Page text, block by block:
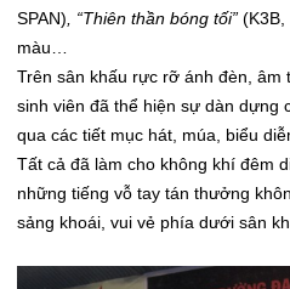
SPAN) , “Thiên thần bóng tối” (K3B,
màu…
Trên sân khấu rực rỡ ánh đèn, âm
sinh viên đã thể hiện sự dàn dựng
qua các tiết mục hát, múa, biểu
Tất cả đã làm cho không khí đêm
những tiếng vỗ tay tán thưởng
sảng khoái, vui vẻ phía dưới sân